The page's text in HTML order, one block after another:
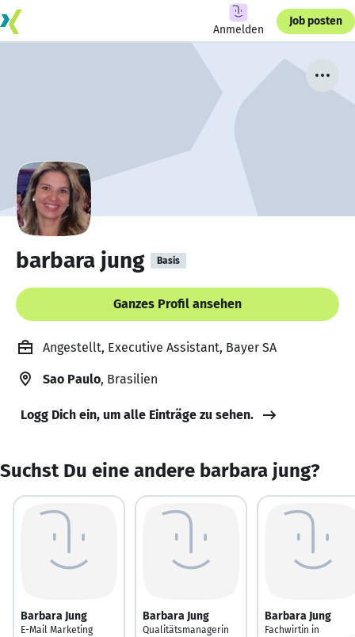
Anmelden
Job posten
barbara jung Basis
Ganzes Profil ansehen
Angestellt, Executive Assistant, Bayer SA
Sao Paulo, Brasilien
Logg Dich ein, um alle Einträge zu sehen.
Suchst Du eine andere barbara jung?
Barbara Jung
E-Mail Marketing
Barbara Jung
Qualitätsmanagerin
Barbara Jung
Fachwirtin in